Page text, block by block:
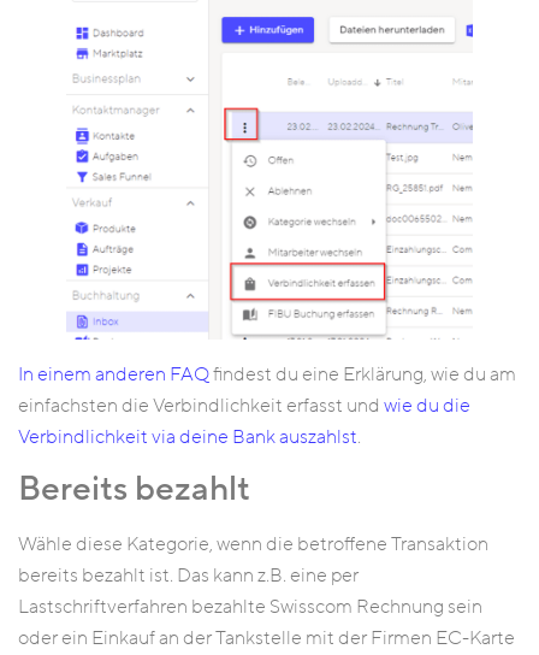
In einem anderen FAQfindest du eine Erklärung, wie du am
einfachsten die Verbindlichkeit erfasst und wie du die
Verbindlichkeit via deine Bank auszahlst.
Bereits bezahlt
Wähle diese Kategorie, wenn die betroffene Transaktion
bereits bezahlt ist. Das kann z.B. eine per
Lastschriftverfahren bezahlte Swisscom Rechnung sein
oder ein Einkauf an der Tankstelle mit der Firmen EC-Karte